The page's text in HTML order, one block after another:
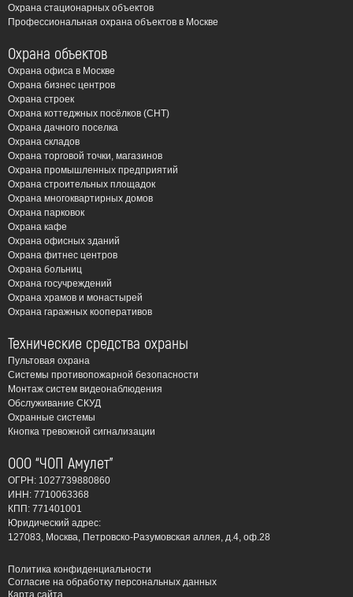
Охрана стационарных объектов
Профессиональная охрана объектов в Москве
Охрана объектов
Охрана офиса в Москве
Охрана бизнес центров
Охрана строек
Охрана коттеджных посёлков (СНТ)
Охрана дачного поселка
Охрана складов
Охрана торговой точки, магазинов
Охрана промышленных предприятий
Охрана строительных площадок
Охрана многоквартирных домов
Охрана парковок
Охрана кафе
Охрана офисных зданий
Охрана фитнес центров
Охрана больниц
Охрана госучреждений
Охрана храмов и монастырей
Охрана гаражных кооперативов
Технические средства охраны
Пультовая охрана
Системы противопожарной безопасности
Монтаж систем видеонаблюдения
Обслуживание СКУД
Охранные системы
Кнопка тревожной сигнализации
ООО “ЧОП Амулет”
ОГРН: 1027739880860
ИНН: 7710063368
КПП: 771401001
Юридический адрес:
127083, Москва, Петровско-Разумовская аллея, д.4, оф.28
Политика конфиденциальности
Согласие на обработку персональных данных
Карта сайта